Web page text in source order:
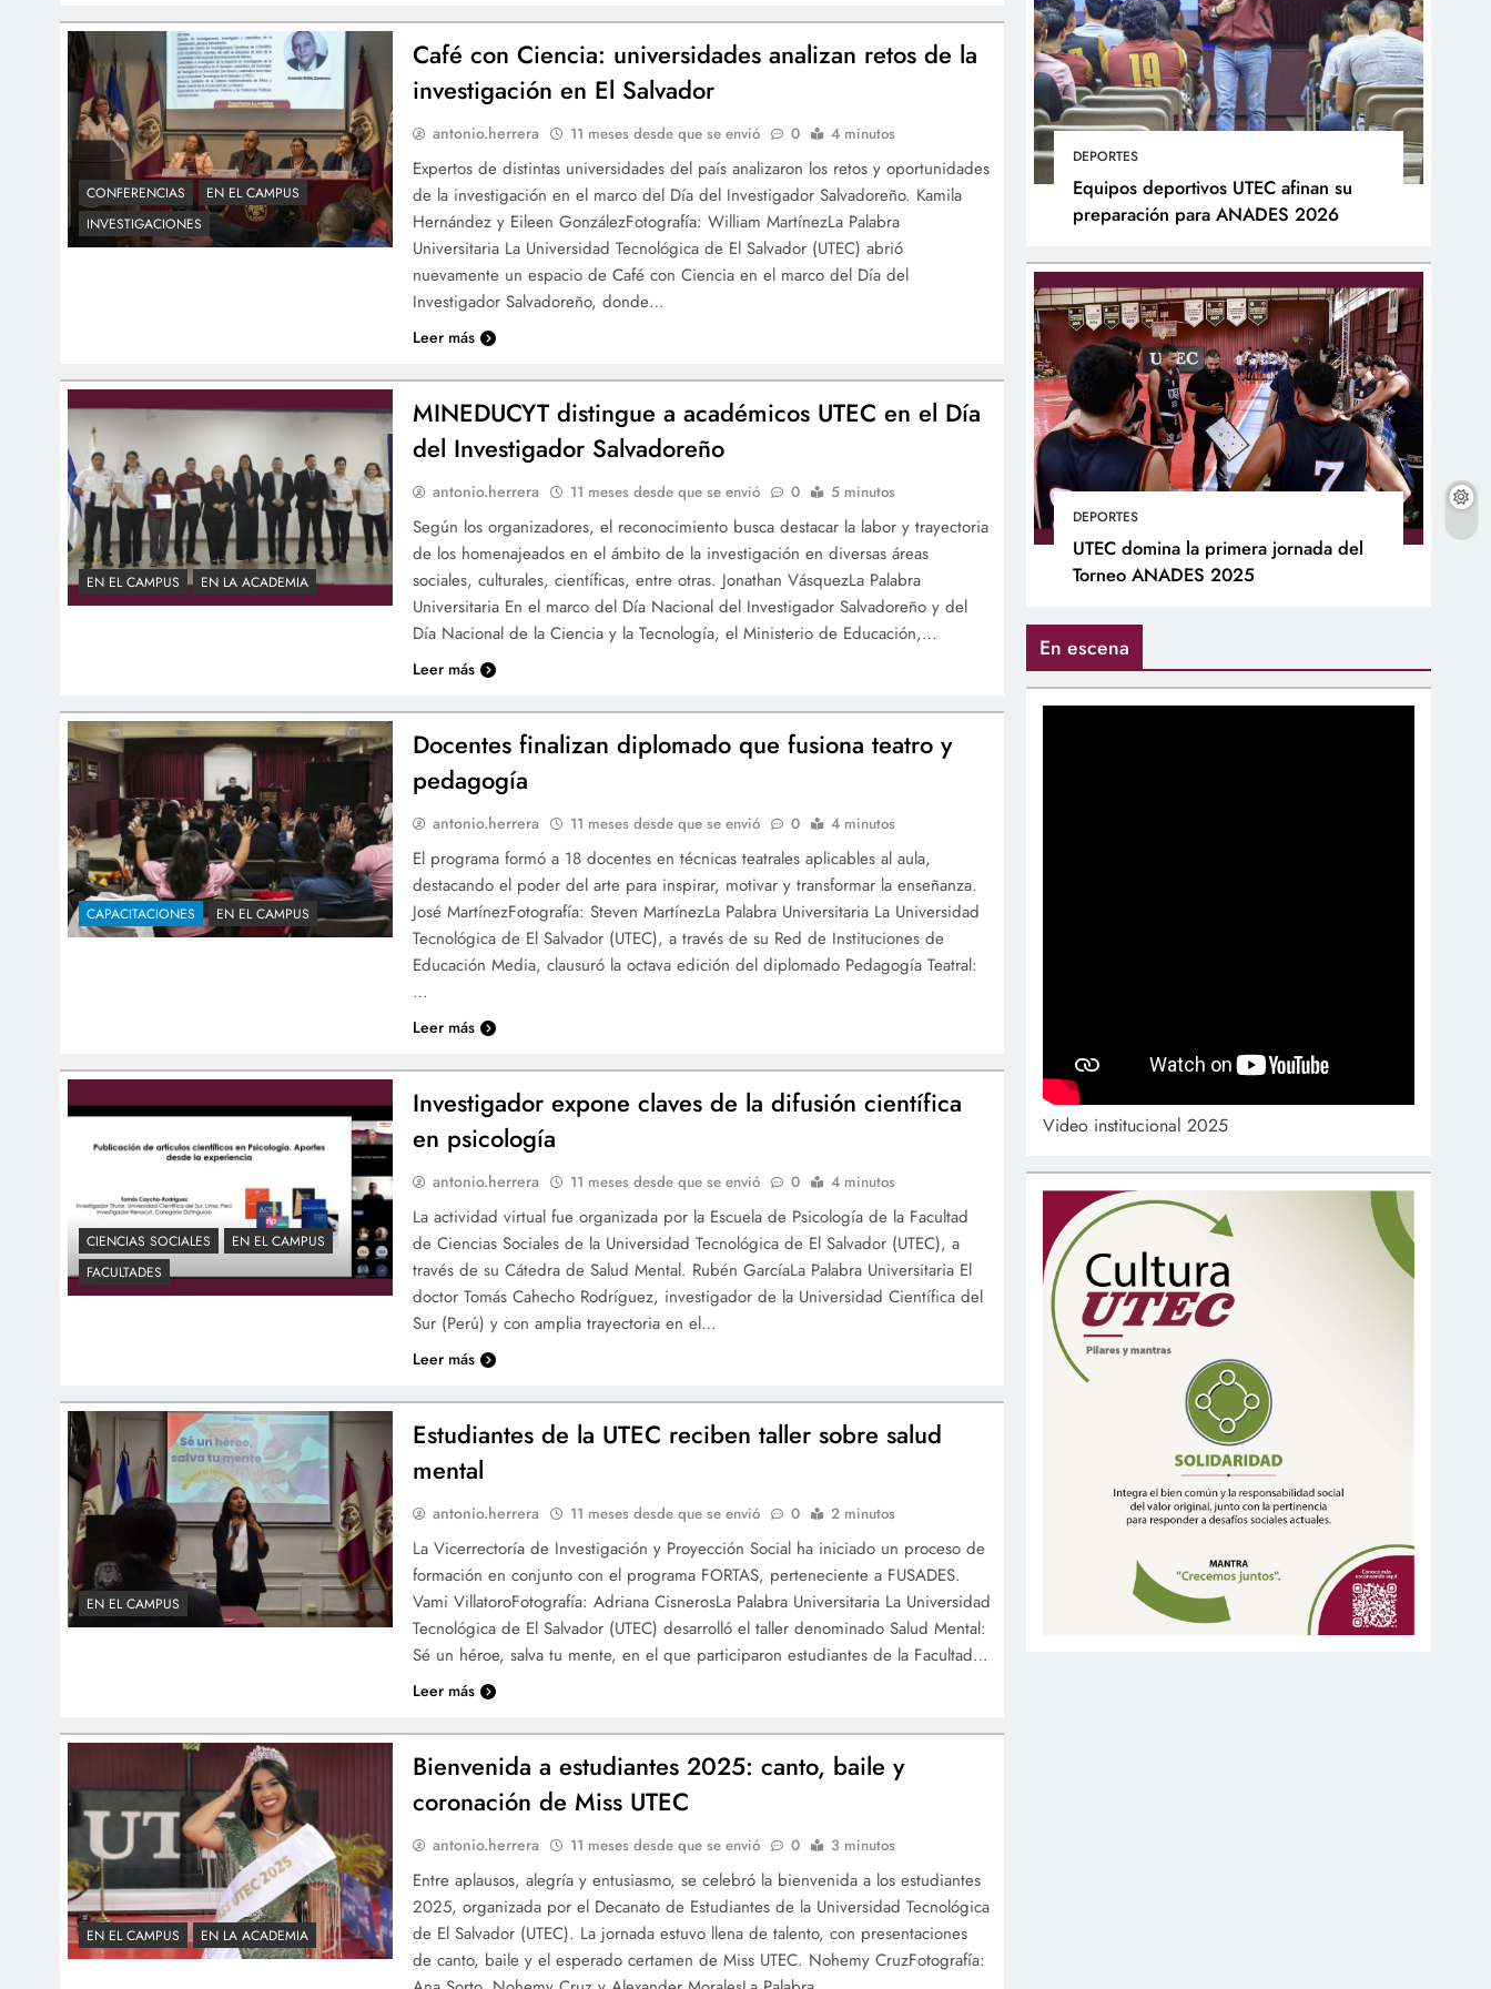
CONFERENCIAS
EN EL CAMPUS
INVESTIGACIONES
Café con Ciencia: universidades analizan retos de la
investigación en El Salvador
antonio.herrera 11 meses desde que se envió 0 4 minutos
Expertos de distintas universidades del país analizaron los retos y oportunidades
de la investigación en el marco del Día del Investigador Salvadoreño. Kamila
Hernández y Eileen GonzálezFotografía: William MartínezLa Palabra
Universitaria La Universidad Tecnológica de El Salvador (UTEC) abrió
nuevamente un espacio de Café con Ciencia en el marco del Día del
Investigador Salvadoreño, donde…
Leer más
EN EL CAMPUS EN LA ACADEMIA
MINEDUCYT distingue a académicos UTEC en el Día
del Investigador Salvadoreño
antonio.herrera 11 meses desde que se envió 0 5 minutos
Según los organizadores, el reconocimiento busca destacar la labor y trayectoria
de los homenajeados en el ámbito de la investigación en diversas áreas
sociales, culturales, científicas, entre otras. Jonathan VásquezLa Palabra
Universitaria En el marco del Día Nacional del Investigador Salvadoreño y del
Día Nacional de la Ciencia y la Tecnología, el Ministerio de Educación,…
Leer más
CAPACITACIONES EN EL CAMPUS
Docentes finalizan diplomado que fusiona teatro y
pedagogía
antonio.herrera 11 meses desde que se envió 0 4 minutos
El programa formó a 18 docentes en técnicas teatrales aplicables al aula,
destacando el poder del arte para inspirar, motivar y transformar la enseñanza.
José MartínezFotografía: Steven MartínezLa Palabra Universitaria La Universidad
Tecnológica de El Salvador (UTEC), a través de su Red de Instituciones de
Educación Media, clausuró la octava edición del diplomado Pedagogía Teatral:
…
Leer más
CIENCIAS SOCIALES
EN EL CAMPUS
FACULTADES
Investigador expone claves de la difusión científica
en psicología
antonio.herrera 11 meses desde que se envió 0 4 minutos
La actividad virtual fue organizada por la Escuela de Psicología de la Facultad
de Ciencias Sociales de la Universidad Tecnológica de El Salvador (UTEC), a
través de su Cátedra de Salud Mental. Rubén GarcíaLa Palabra Universitaria El
doctor Tomás Cahecho Rodríguez, investigador de la Universidad Científica del
Sur (Perú) y con amplia trayectoria en el…
Leer más
EN EL CAMPUS
Estudiantes de la UTEC reciben taller sobre salud
mental
antonio.herrera 11 meses desde que se envió 0 2 minutos
La Vicerrectoría de Investigación y Proyección Social ha iniciado un proceso de
formación en conjunto con el programa FORTAS, perteneciente a FUSADES.
Vami VillatoroFotografía: Adriana CisnerosLa Palabra Universitaria La Universidad
Tecnológica de El Salvador (UTEC) desarrolló el taller denominado Salud Mental:
Sé un héroe, salva tu mente, en el que participaron estudiantes de la Facultad…
Leer más
EN EL CAMPUS EN LA ACADEMIA
Bienvenida a estudiantes 2025: canto, baile y
coronación de Miss UTEC
antonio.herrera 11 meses desde que se envió 0 3 minutos
Entre aplausos, alegría y entusiasmo, se celebró la bienvenida a los estudiantes
2025, organizada por el Decanato de Estudiantes de la Universidad Tecnológica
de El Salvador (UTEC). La jornada estuvo llena de talento, con presentaciones
de canto, baile y el esperado certamen de Miss UTEC. Nohemy CruzFotografía:
DEPORTES
Equipos deportivos UTEC afinan su
preparación para ANADES 2026
DEPORTES
UTEC domina la primera jornada del
Torneo ANADES 2025
En escena
Video institucional 2025